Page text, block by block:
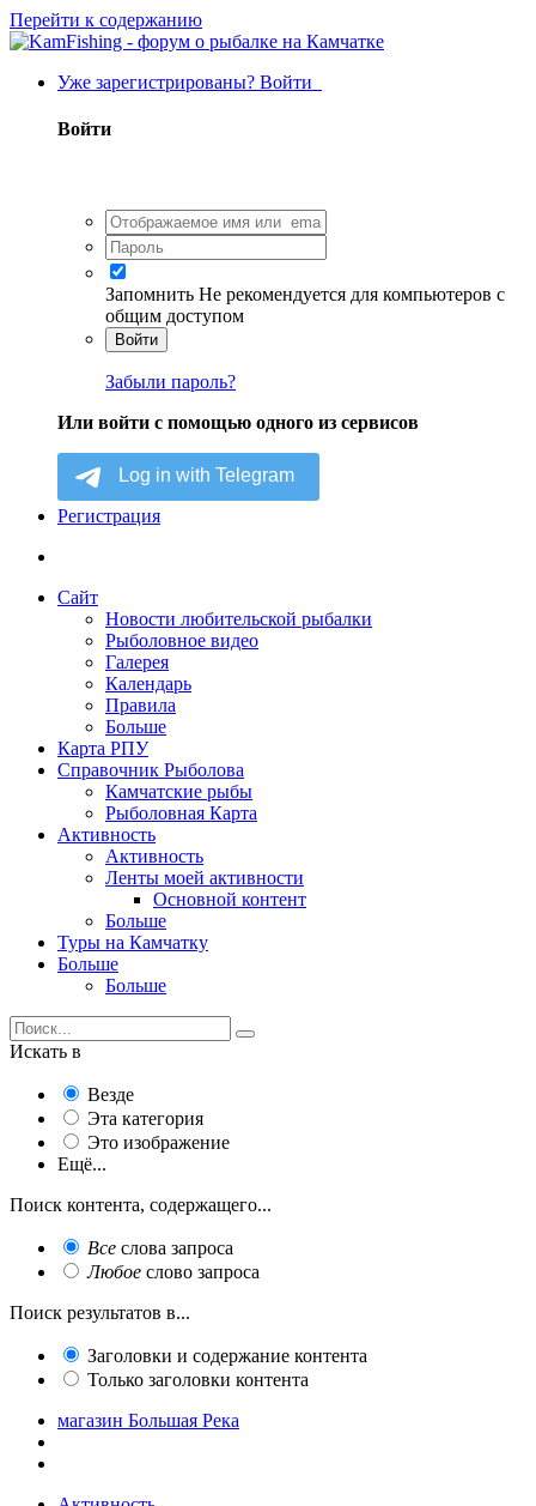
Перейти к содержанию
Уже зарегистрированы? Войти
Войти
Запомнить Не рекомендуется для компьютеров с
общим доступом
Войти
Забыли пароль?
Или войти с помощью одного из сервисов
Регистрация
Сайт
Новости любительской рыбалки
Рыболовное видео
Галерея
Календарь
Правила
Больше
Карта РПУ
Справочник Рыболова
Камчатские рыбы
Рыболовная Карта
Активность
Активность
Ленты моей активности
Основной контент
Больше
Туры на Камчатку
Больше
Больше
Искать в
Везде
Эта категория
Это изображение
Ещё...
Поиск контента, содержащего...
Все слова запроса
Любое слово запроса
Поиск результатов в...
Заголовки и содержание контента
Только заголовки контента
магазин Большая Река